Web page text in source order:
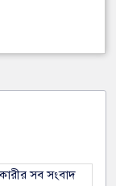
সব সংবাদ